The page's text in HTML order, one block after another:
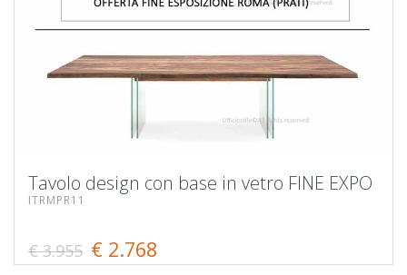
Tavolo design con base in vetro FINE EXPO
ITRMPR11
€ 3.955 € 2.768